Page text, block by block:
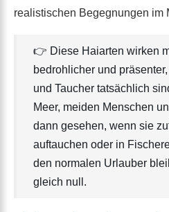
realistischen Begegnungen im
👉 Diese Haiarten wirken
bedrohlicher und
und Taucher tatsächlich
Meer, meiden Menschen
dann gesehen, wenn sie
auftauchen oder in
den normalen Urlauber
gleich null.